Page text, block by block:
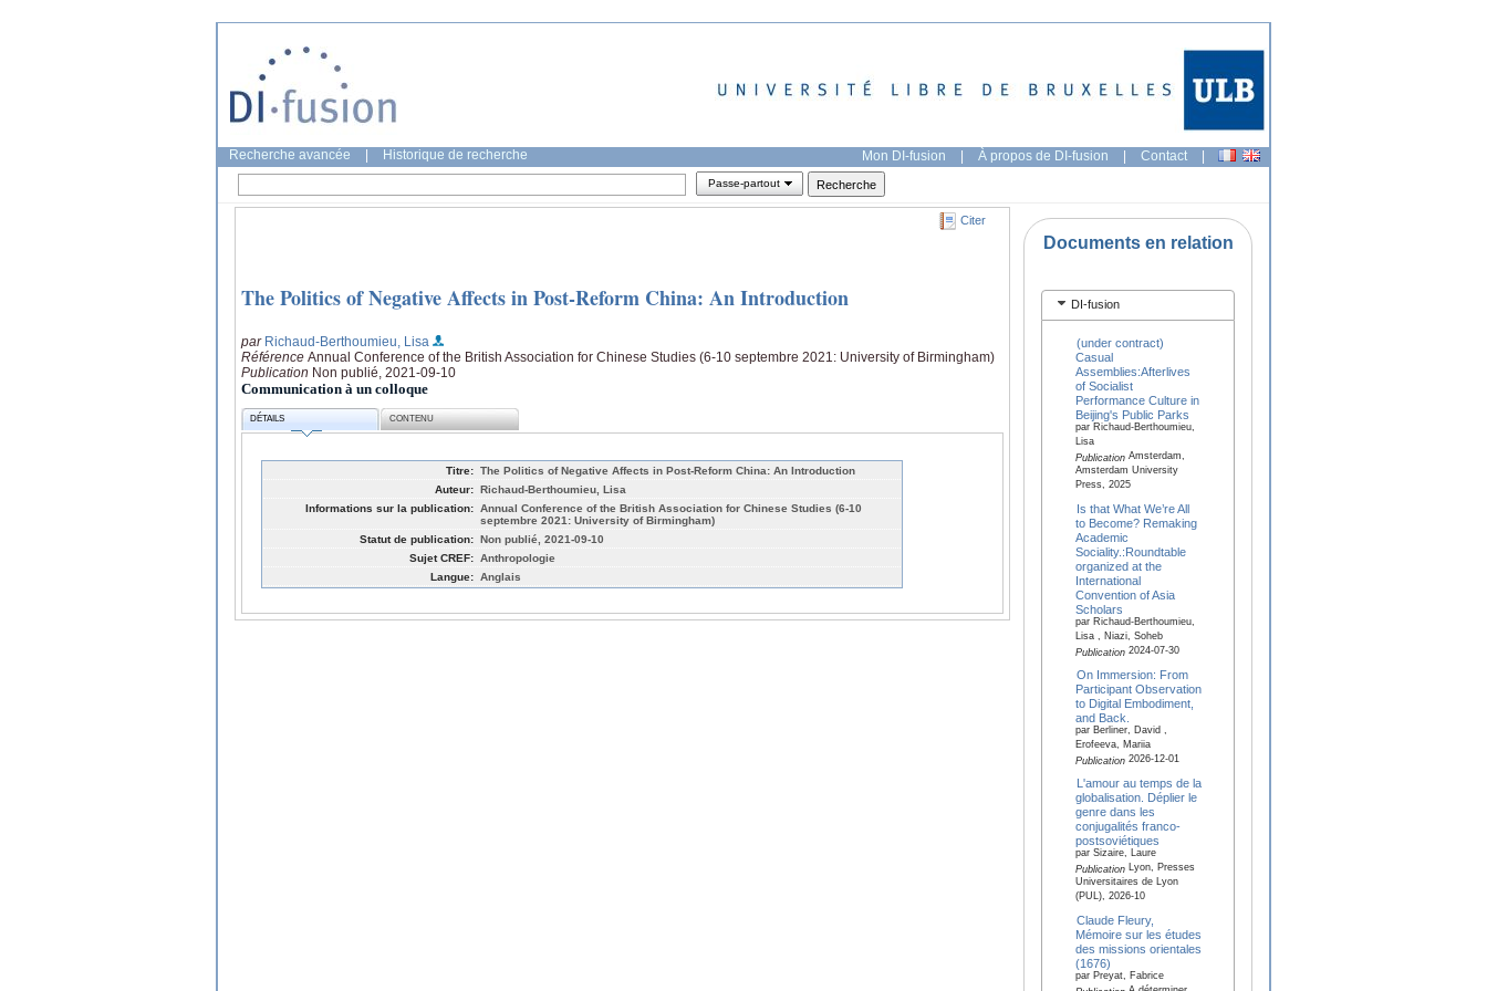
Recherche avancée Historique de recherche Mon DI-fusion | À propos de DI-fusion | Contact |
Passe-partout
Citer
The Politics of Negative Affects in Post-Reform China: An Introduction
par Richaud-Berthoumieu, Lisa
Référence Annual Conference of the British Association for Chinese Studies (6-10 septembre 2021: University of Birmingham)
Publication Non publié, 2021-09-10
Communication à un colloque
DÉTAILS CONTENU
Titre: The Politics of Negative Affects in Post-Reform China: An Introduction
Auteur: Richaud-Berthoumieu, Lisa
Informations sur la publication: Annual Conference of the British Association for Chinese Studies (6-10
septembre 2021: University of Birmingham)
Statut de publication: Non publié, 2021-09-10
Sujet CREF: Anthropologie
Langue: Anglais
Documents en relation
DI-fusion
(under contract)
Casual
Assemblies:Afterlives
of Socialist
Performance Culture in
Beijing's Public Parks
par Richaud-Berthoumieu,
Lisa
PublicationAmsterdam,
Amsterdam University
Press, 2025
Is that What We’re All
to Become? Remaking
Academic
Sociality.:Roundtable
organized at the
International
Convention of Asia
Scholars
par Richaud-Berthoumieu,
Lisa , Niazi, Soheb
Publication2024-07-30
On Immersion: From
Participant Observation
to Digital Embodiment,
and Back.
par Berliner, David ,
Erofeeva, Mariia
Publication2026-12-01
L'amour au temps de la
globalisation. Déplier le
genre dans les
conjugalités franco-
postsoviétiques
par Sizaire, Laure
PublicationLyon, Presses
Universitaires de Lyon
(PUL), 2026-10
Claude Fleury,
Mémoire sur les études
des missions orientales
(1676)
par Preyat, Fabrice